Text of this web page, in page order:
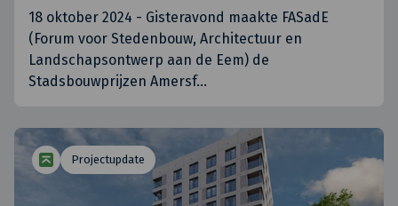
18 oktober 2024 - Gisteravond maakte FASadE
(Forum voor Stedenbouw, Architectuur en
Landschapsontwerp aan de Eem) de
Stadsbouwprijzen Amersf…
Projectupdate